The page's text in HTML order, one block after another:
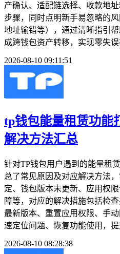
产确认、适配链选择、收款地
步骤，同时点明新手易忽略的
地址输错等），通过清晰指引
成跨钱包资产转移，实现零失
2026-08-10 09:11:51
tp钱包能量租赁功能
解决方法汇总
针对TP钱包用户遇到的能量租
总了常见原因及对应解决方法
定、钱包版本未更新、应用权
障等，对应的解决措施包括检
最新版本、重置应用权限、手
速定位问题、恢复功能使用，
2026-08-10 08:28:38